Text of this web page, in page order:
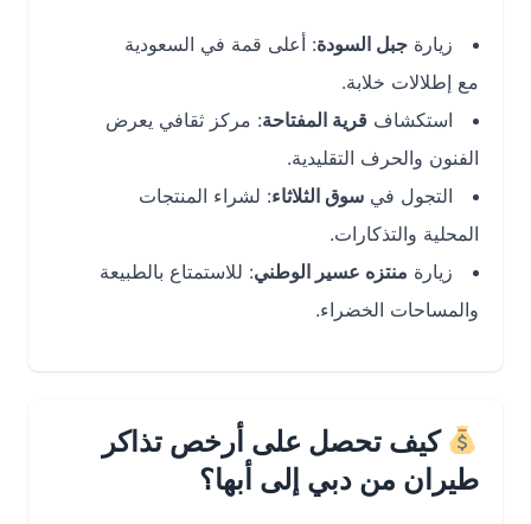
زيارة جبل السودة: أعلى قمة في السعودية
مع إطلالات خلابة.
استكشافقرية المفتاحة: مركز ثقافي يعرض
الفنون والحرف التقليدية.
التجول فيسوق الثلاثاء: لشراء المنتجات
المحلية والتذكارات.
زيارة
منتزه عسير الوطني: للاستمتاع بالطبيعة
والمساحات الخضراء.
كيف تحصل على أرخص تذاكر
طيران من دبي إلى أبها؟